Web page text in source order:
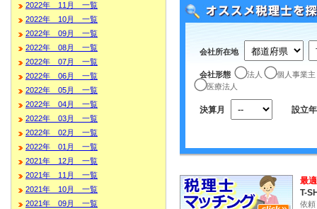
2022年 11月 一覧
2022年 10月 一覧
2022年 09月 一覧
2022年 08月 一覧
2022年 07月 一覧
2022年 06月 一覧
2022年 05月 一覧
2022年 04月 一覧
2022年 03月 一覧
2022年 02月 一覧
2022年 01月 一覧
2021年 12月 一覧
2021年 11月 一覧
2021年 10月 一覧
2021年 09月 一覧
会社所在地
会社形態 法人
個人事業主
医療法人
決算月 設立年
最適
T-
依頼